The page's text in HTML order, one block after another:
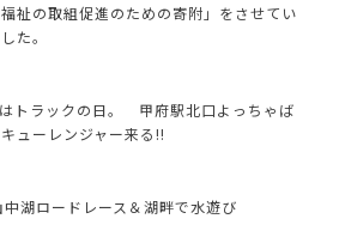
福祉の取組促進のための寄附」をさせてい
た。
トラックの日。 甲府駅北口よっちゃば
ューレンジャー来る!!
湖ロードレース＆湖畔で水遊び